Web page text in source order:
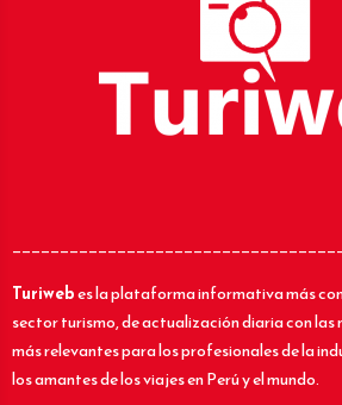
Turiwebes la plataforma informativa más
sector turismo, de actualización diaria con las
más relevantes para los profesionales de la
los amantes de los viajes en Perú y el mundo.